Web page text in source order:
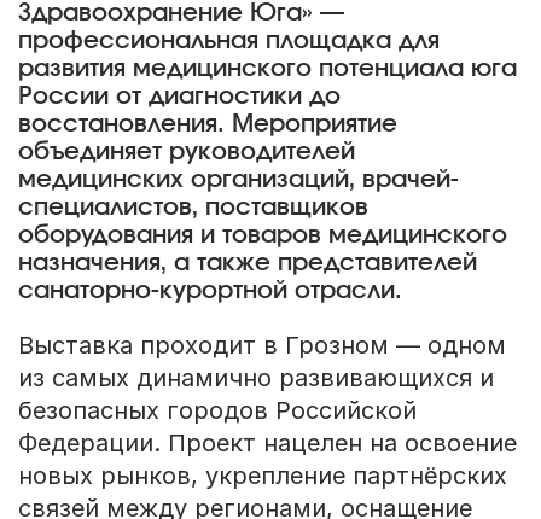
Здравоохранение Юга» —
профессиональная площадка для
развития медицинского потенциала юга
России от диагностики до
восстановления. Мероприятие
объединяет руководителей
медицинских организаций, врачей-
специалистов, поставщиков
оборудования и товаров медицинского
назначения, а также представителей
санаторно-курортной отрасли.
Выставка проходит в Грозном — одном
из самых динамично развивающихся и
безопасных городов Российской
Федерации. Проект нацелен на освоение
новых рынков, укрепление партнёрских
связей между регионами, оснащение